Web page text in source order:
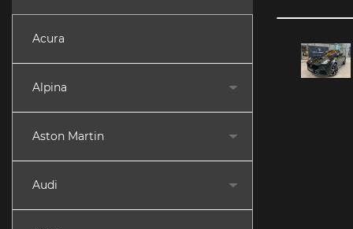
Acura
Alpina
Aston Martin
Audi